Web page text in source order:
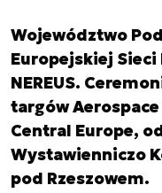
Województwo
Europejskiej Sieci
NEREUS.
targów
Central Europe,
Wystawienniczo
pod Rzeszowem.